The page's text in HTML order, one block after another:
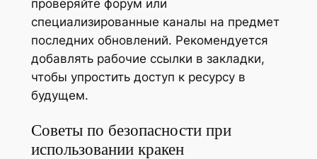
проверяйте форум или
специализированные каналы на предмет
последних обновлений. Рекомендуется
добавлять рабочие ссылки в закладки,
чтобы упростить доступ к ресурсу в
будущем.
Советы по безопасности при
использовании кракен